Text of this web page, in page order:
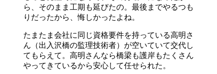
ら、そのまま工期も延びたの。最後までやるつも
りだったから、悔しかったよね。
たまたま会社に同じ資格要件を持っている高明さ
ん（出入沢橋の監理技術者）が空いていて交代し
てもらえて。高明さんなら橋梁も護岸もたくさん
やってきているから安心して任せられた。